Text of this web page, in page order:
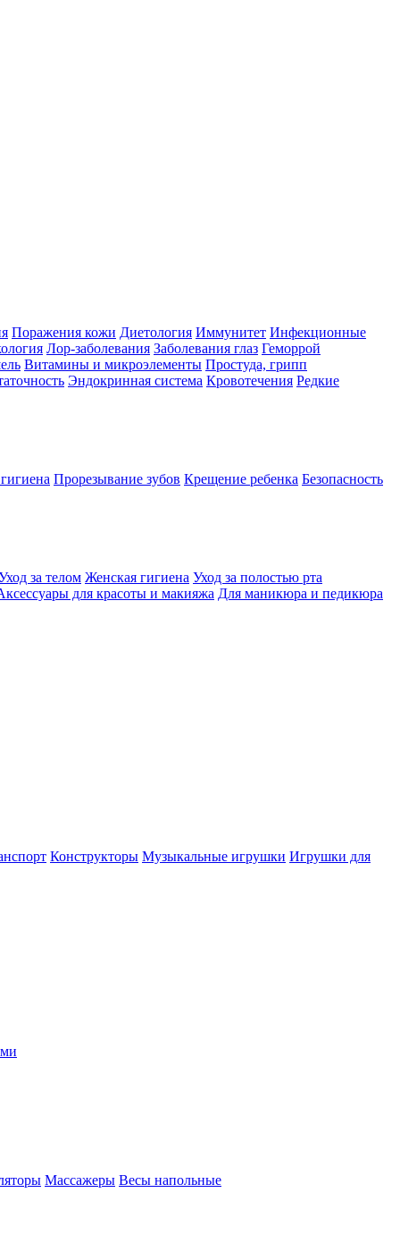
Поражения кожи Диетология Иммунитет Инфекционные
Лор-заболевания Заболевания глаз Геморрой
Витамины и микроэлементы Простуда, грипп
Эндокринная система Кровотечения Редкие
Прорезывание зубов Крещение ребенка Безопасность
за телом Женская гигиена Уход за полостью рта
для красоты и макияжа Для маникюра и педикюра
Конструкторы Музыкальные игрушки Игрушки для
Массажеры Весы напольные